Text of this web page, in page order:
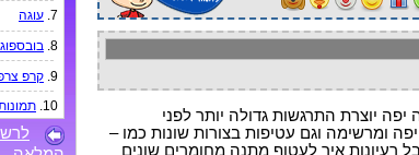
יוצרת התרגשות גדולה יותר לפני
ומרשימה וגם עטיפות בצורות שונות כמו –
רעיונות איך לעטוף מתנה מחומרים שונים
7. עוגה
8.
9. קרפ
10.